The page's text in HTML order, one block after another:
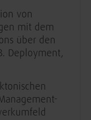
von
mit dem
über den
Deployment,